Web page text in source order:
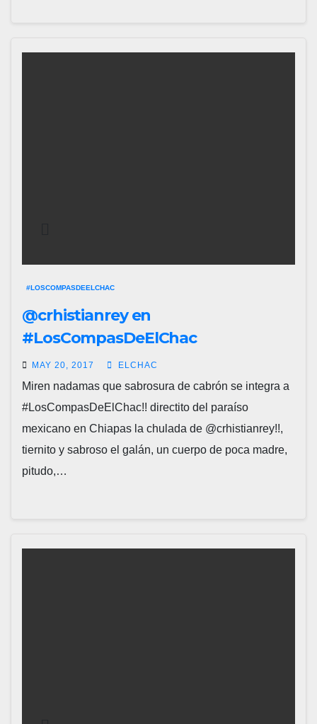
#LOSCOMPASDEELCHAC
@crhistianrey en
#LosCompasDeElChac
MAY 20, 2017 ELCHAC
Miren nadamas que sabrosura de cabrón se integra a
#LosCompasDeElChac!! directito del paraíso
mexicano en Chiapas la chulada de @crhistianrey!!,
tiernito y sabroso el galán, un cuerpo de poca madre,
pitudo,…